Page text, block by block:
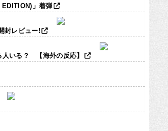
」着弾
封レビュー!
いる？ 【海外の反応】